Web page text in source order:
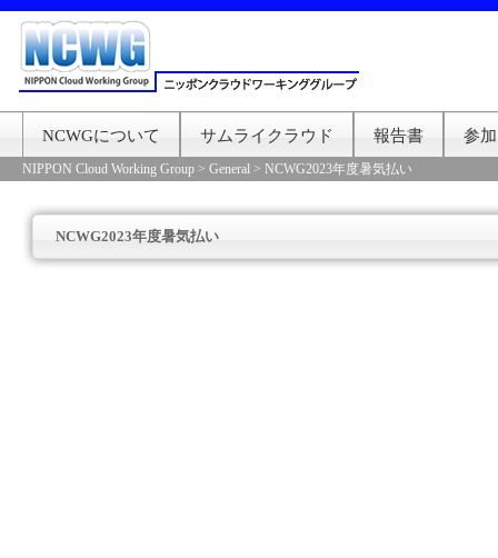
NCWGについて サムライクラウド 報告書 参
NIPPON Cloud Working Group > General > NCWG2023年度暑気払い
NCWG2023年度暑気払い